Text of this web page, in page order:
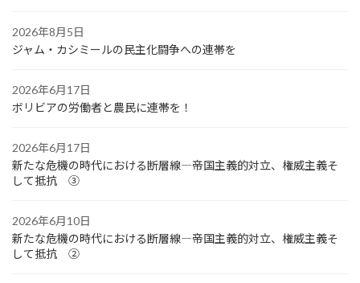
2026年8月5日
ジャム・カシミールの民主化闘争への連帯を
2026年6月17日
ボリビアの労働者と農民に連帯を！
2026年6月17日
新たな危機の時代における断層線―帝国主義的対立、権威主義そ
して抵抗 ③
2026年6月10日
新たな危機の時代における断層線―帝国主義的対立、権威主義そ
して抵抗 ②